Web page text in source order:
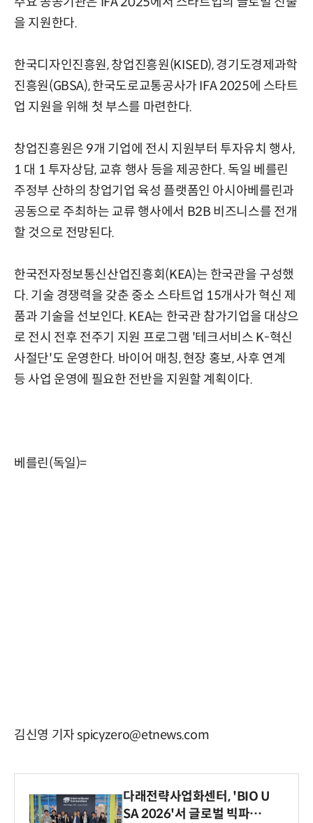
을 지원한다.
한국디자인진흥원, 창업진흥원(KISED), 경기도경제과학
진흥원(GBSA), 한국도로교통공사가 IFA 2025에 스타트
업 지원을 위해 첫 부스를 마련한다.
창업진흥원은 9개 기업에 전시 지원부터 투자유치 행사,
1 대 1 투자상담, 교휴 행사 등을 제공한다. 독일 베를린
주정부 산하의 창업기업 육성 플랫폼인 아시아베를린과
공동으로 주최하는 교류 행사에서 B2B 비즈니스를 전개
할 것으로 전망된다.
한국전자정보통신산업진흥회(KEA)는 한국관을 구성했
다. 기술 경쟁력을 갖춘 중소 스타트업 15개사가 혁신 제
품과 기술을 선보인다. KEA는 한국관 참가기업을 대상으
로 전시 전후 전주기 지원 프로그램 '테크서비스 K-혁신
사절단'도 운영한다. 바이어 매칭, 현장 홍보, 사후 연계
등 사업 운영에 필요한 전반을 지원할 계획이다.
베를린(독일)=
김신영 기자 spicyzero@etnews.com
다래전략사업화센터, 'BIO U
SA 2026'서 글로벌 빅파마